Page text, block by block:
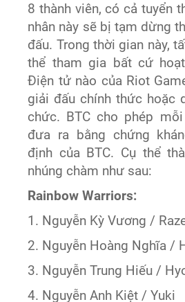
8 thành viên, có cả tuyển
nhân này sẽ bị tạm dừng
đấu. Trong thời gian này,
thể tham gia bất cứ
Điện tử nào của Riot
giải đấu chính thức hoặc
chức. BTC cho phép
đưa ra bằng chứng
định của BTC. Cụ thể
nhúng chàm như sau:
Rainbow Warriors:
1. Nguyễn Kỳ Vương /
2. Nguyễn Hoàng Nghĩa /
3. Nguyễn Trung Hiếu /
4. Nguyễn Anh Kiệt / Yuki